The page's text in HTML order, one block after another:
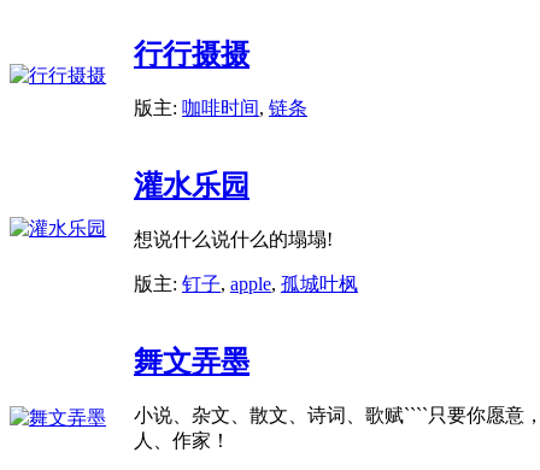
行行摄摄
版主: 咖啡时间, 链条
灌水乐园
想说什么说什么的塌塌!
版主: 钉子, apple, 孤城叶枫
舞文弄墨
小说、杂文、散文、诗词、歌赋````只要你愿意
人、作家！